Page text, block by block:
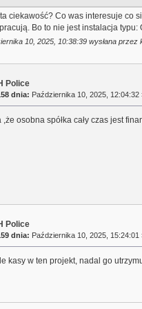
ciekawość? Co was interesuje co
Bo to nie jest instalacja typu:
10, 2025, 10:38:39 wysłana przez
Police
dnia: Października 10, 2025, 12:04:32
osobna spółka cały czas jest
Police
dnia: Października 10, 2025, 15:24:01
kasy w ten projekt, nadal go